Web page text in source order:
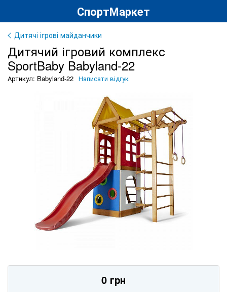
СпортМаркет
Дитячі ігрові майданчики
Дитячий ігровий комплекс
SportBaby Babyland-22
Артикул: Babyland-22 Написати відгук
0 грн